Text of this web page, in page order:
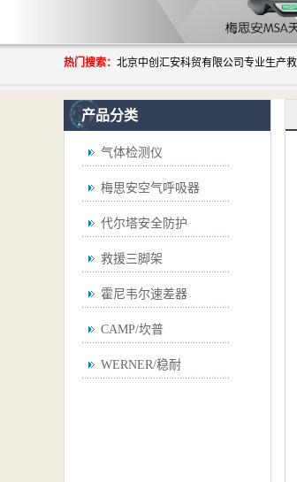
热门搜索：
产品分类
气体检测仪
梅思安空气呼吸器
代尔塔安全防护
救援三脚架
霍尼韦尔速差器
CAMP/坎普
WERNER/稳耐